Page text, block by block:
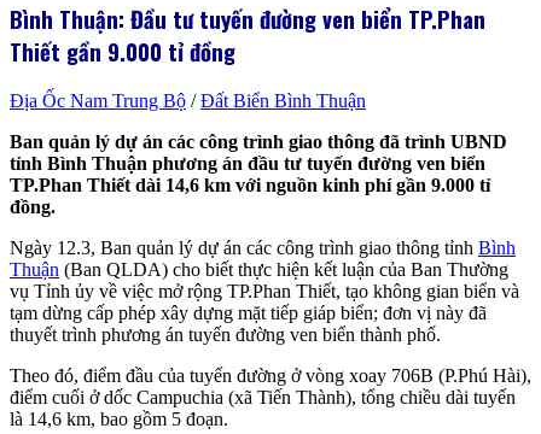
Bình Thuận: Đầu tư tuyến đường ven biển TP.Phan
Thiết gần 9.000 tỉ đồng
Địa Ốc Nam Trung Bộ /Đất Biển Bình Thuận
Ban quản lý dự án các công trình giao thông đã trình UBND
tỉnh Bình Thuận phương án đầu tư tuyến đường ven biển
TP.Phan Thiết dài 14,6 km với nguồn kinh phí gần 9.000 tỉ
đồng.
Ngày 12.3, Ban quản lý dự án các công trình giao thông tỉnh Bình
Thuận (Ban QLDA) cho biết thực hiện kết luận của Ban Thường
vụ Tỉnh ủy về việc mở rộng TP.Phan Thiết, tạo không gian biển và
tạm dừng cấp phép xây dựng mặt tiếp giáp biển; đơn vị này đã
thuyết trình phương án tuyến đường ven biển thành phố.
Theo đó, điểm đầu của tuyến đường ở vòng xoay 706B (P.Phú Hài),
điểm cuối ở dốc Campuchia (xã Tiến Thành), tổng chiều dài tuyến
là 14,6 km, bao gồm 5 đoạn.